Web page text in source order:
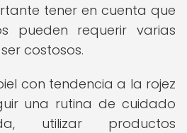
tener en cuenta que
pueden requerir varias
costosos.
con tendencia a la rojez
una rutina de cuidado
utilizar productos